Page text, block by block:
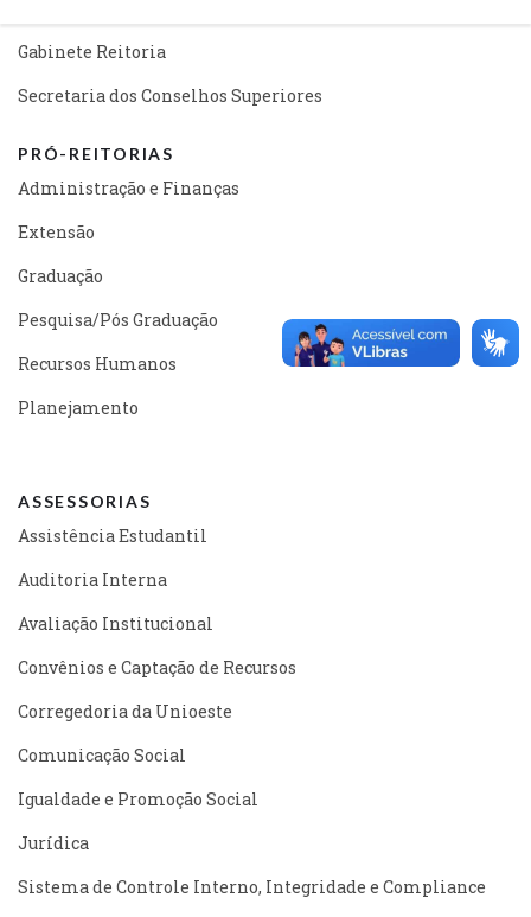
Gabinete Reitoria
Secretaria dos Conselhos Superiores
PRÓ-REITORIAS
Administração e Finanças
Extensão
Graduação
Pesquisa/Pós Graduação
Recursos Humanos
Planejamento
ASSESSORIAS
Assistência Estudantil
Auditoria Interna
Avaliação Institucional
Convênios e Captação de Recursos
Corregedoria da Unioeste
Comunicação Social
Igualdade e Promoção Social
Jurídica
Sistema de Controle Interno, Integridade e Compliance